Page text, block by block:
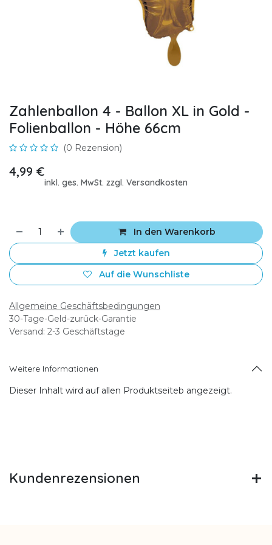
Zahlenballon 4 - Ballon XL in Gold -
Folienballon - Höhe 66cm
(0 Rezension)
4,99 €
inkl. ges. MwSt. zzgl. Versandkosten
In den Warenkorb
Jetzt kaufen
Auf die Wunschliste
Allgemeine Geschäftsbedingungen
30-Tage-Geld-zurück-Garantie
Versand: 2-3 Geschäftstage
Weitere Informationen
Dieser Inhalt wird auf allen Produktseiteb angezeigt.
Kundenrezensionen